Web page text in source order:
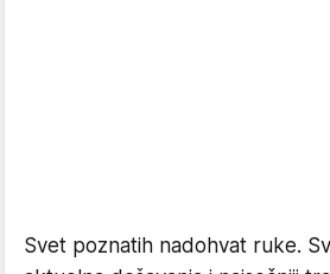
Svet poznatih nadohvat ruke.